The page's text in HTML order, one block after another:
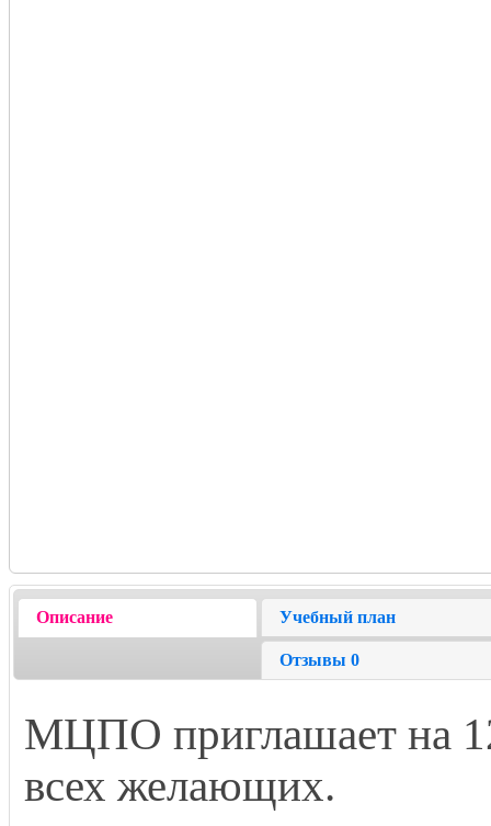
Описание Учебный план
Отзывы0
МЦПО приглашает на
всех желающих.